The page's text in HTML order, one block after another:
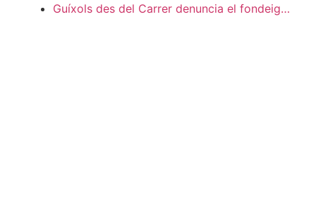
Guíxols des del Carrer denuncia el fondeig…